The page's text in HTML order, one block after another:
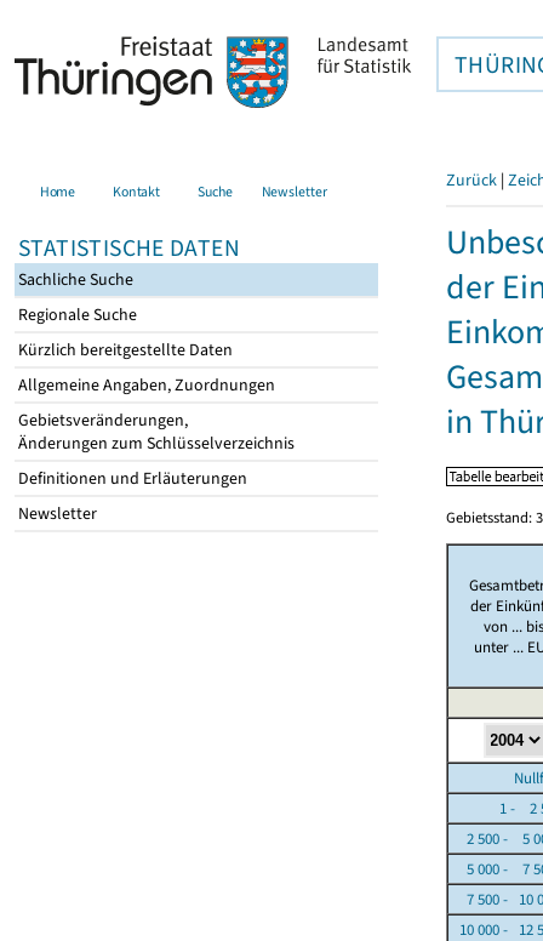
Home Kontakt Suche Newsletter
STATISTISCHE DATEN
Sachliche Suche
Regionale Suche
Kürzlich bereitgestellte Daten
Allgemeine Angaben, Zuordnungen
Gebietsveränderungen,
Änderungen zum Schlüsselverzeichnis
Definitionen und Erläuterungen
Newsletter
Zurück |
der
in
Gebietsstand:
der
von ...
unter ...
1 - 2
2 500 - 5
5 000 - 7
7 500 - 10
10 000 - 12